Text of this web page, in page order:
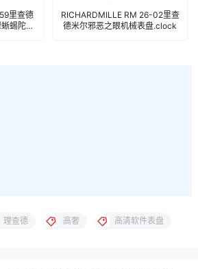
里查德
蜴陀飞
RICHARDMILLE RM 26-02里查
德米尔邪恶之眼机械表盘.clock
理查德 高奢 高清软件表盘